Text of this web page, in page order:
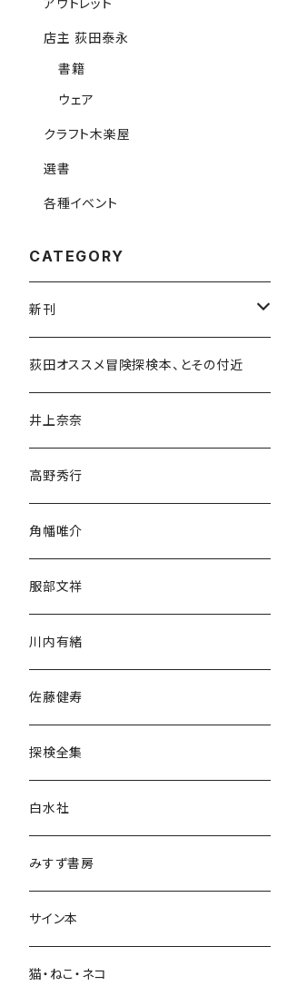
店主 荻田泰永
書籍
ウェア
クラフト木楽屋
選書
各種イベント
CATEGORY
新刊
和書
文学・小説・物語
随筆・ノンフィクション・その他
民族・風習
言語・ことば
荻田オススメ冒険探検本、とその付近
井上奈奈
高野秀行
角幡唯介
服部文祥
川内有緒
佐藤健寿
探検全集
白水社
みすず書房
サイン本
猫・ねこ・ネコ